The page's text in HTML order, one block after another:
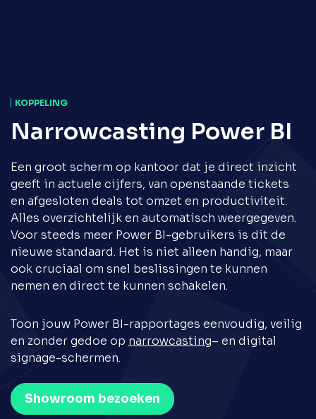
KOPPELING
Narrowcasting Power BI
Een groot scherm op kantoor dat je direct inzicht
geeft in actuele cijfers, van openstaande tickets
en afgesloten deals tot omzet en productiviteit.
Alles overzichtelijk en automatisch weergegeven.
Voor steeds meer Power BI-gebruikers is dit de
nieuwe standaard. Het is niet alleen handig, maar
ook cruciaal om snel beslissingen te kunnen
nemen en direct te kunnen schakelen.
Toon jouw Power BI-rapportages eenvoudig, veilig
en zonder gedoe op narrowcasting– en digital
signage-schermen.
Showroom bezoeken